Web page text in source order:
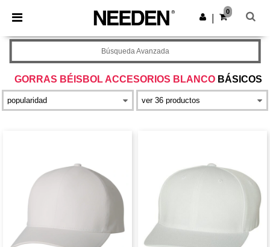
× App de Needen
¡Mejores precios en app!
Descargar app
0
GORRAS BÉISBOL ACCESORIOS BLANCO BÁSICOS
Búsqueda Avanzada